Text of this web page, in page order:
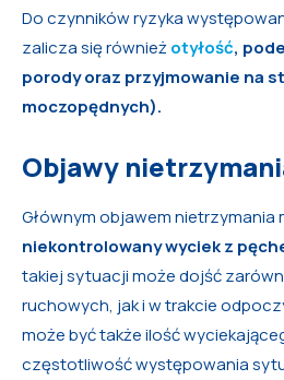
Do czynników ryzyka
zalicza się równieżotyłość,
porody oraz przyjmowanie na
moczopędnych).
Objawy
Głównym objawem
niekontrolowany wyciek z
takiej sytuacji może dojść
ruchowych, jak i w trakcie
może być także ilość
częstotliwość występowania